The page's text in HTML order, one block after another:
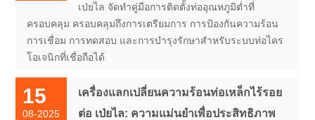
เป่ยไล จัดทำคู่มือการติดตั้งท่ออุณหภูมิต่ำที่
ครอบคลุม ครอบคลุมถึงการเตรียมการ การป้องกันความร้อน
การเชื่อม การทดสอบ และการบำรุงรักษาสำหรับระบบท่อไคร
โอเจนิกที่เชื่อถือได้
15
08-2025
เครื่องแลกเปลี่ยนความร้อนท่อเหล็กไร้รอย
ต่อ เป่ยไล: ความแม่นยำเพื่อประสิทธิภาพ